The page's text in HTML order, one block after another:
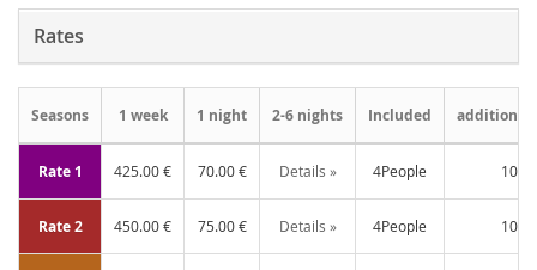
Rates
Seasons 1 week 1 night 2-6 nights Included additional
Rate 1 425.00 € 70.00 € Details » 4People 10.00
Rate 2 450.00 € 75.00 € Details » 4People 10.00